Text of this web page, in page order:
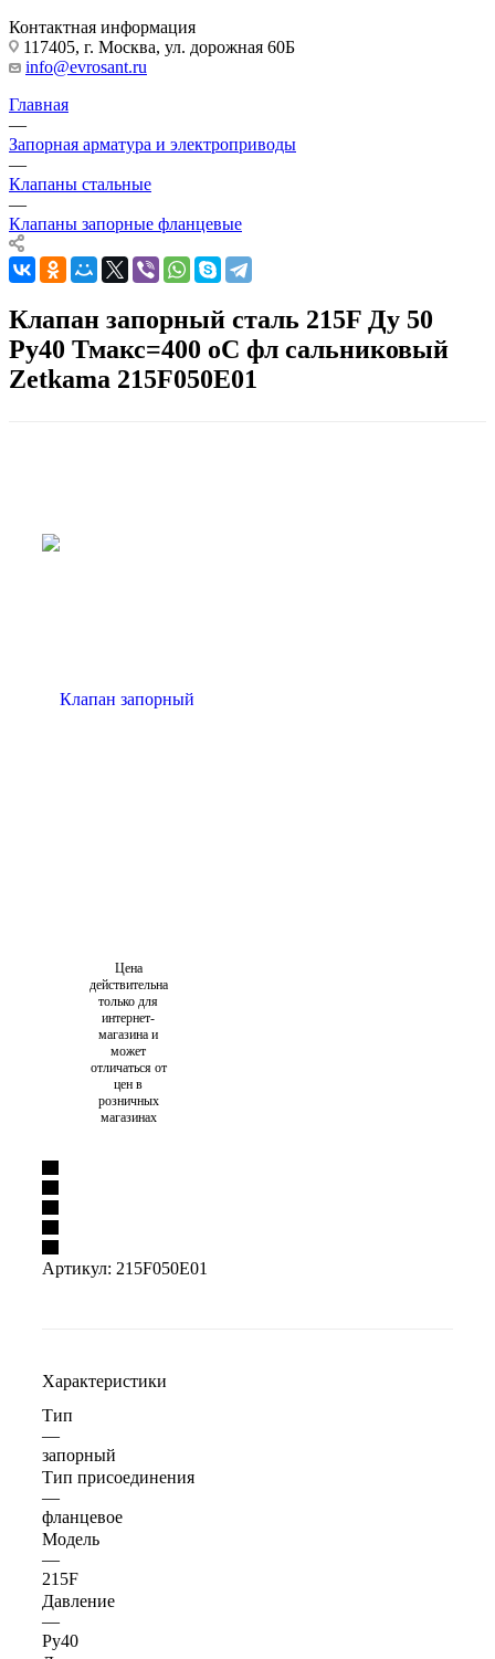
Контактная информация
117405, г. Москва, ул. дорожная 60Б
info@evrosant.ru
Главная
—
Запорная арматура и электроприводы
—
Клапаны стальные
—
Клапаны запорные фланцевые
Клапан запорный сталь 215F Ду 50
Ру40 Тмакс=400 оС фл сальниковый
Zetkama 215F050E01
Цена
действительна
только для
интернет-
магазина и
может
отличаться от
цен в
розничных
магазинах
Артикул: 215F050E01
Характеристики
Тип
—
запорный
Тип присоединения
—
фланцевое
Модель
—
215F
Давление
—
Ру40